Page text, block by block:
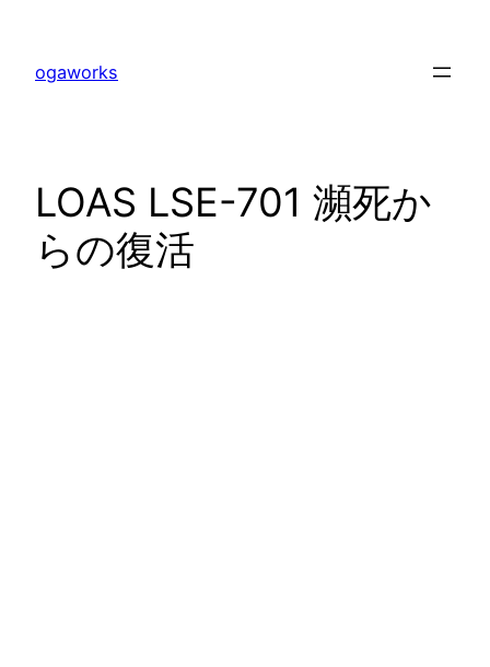
ogaworks
LOAS LSE-701 瀕死か
らの復活